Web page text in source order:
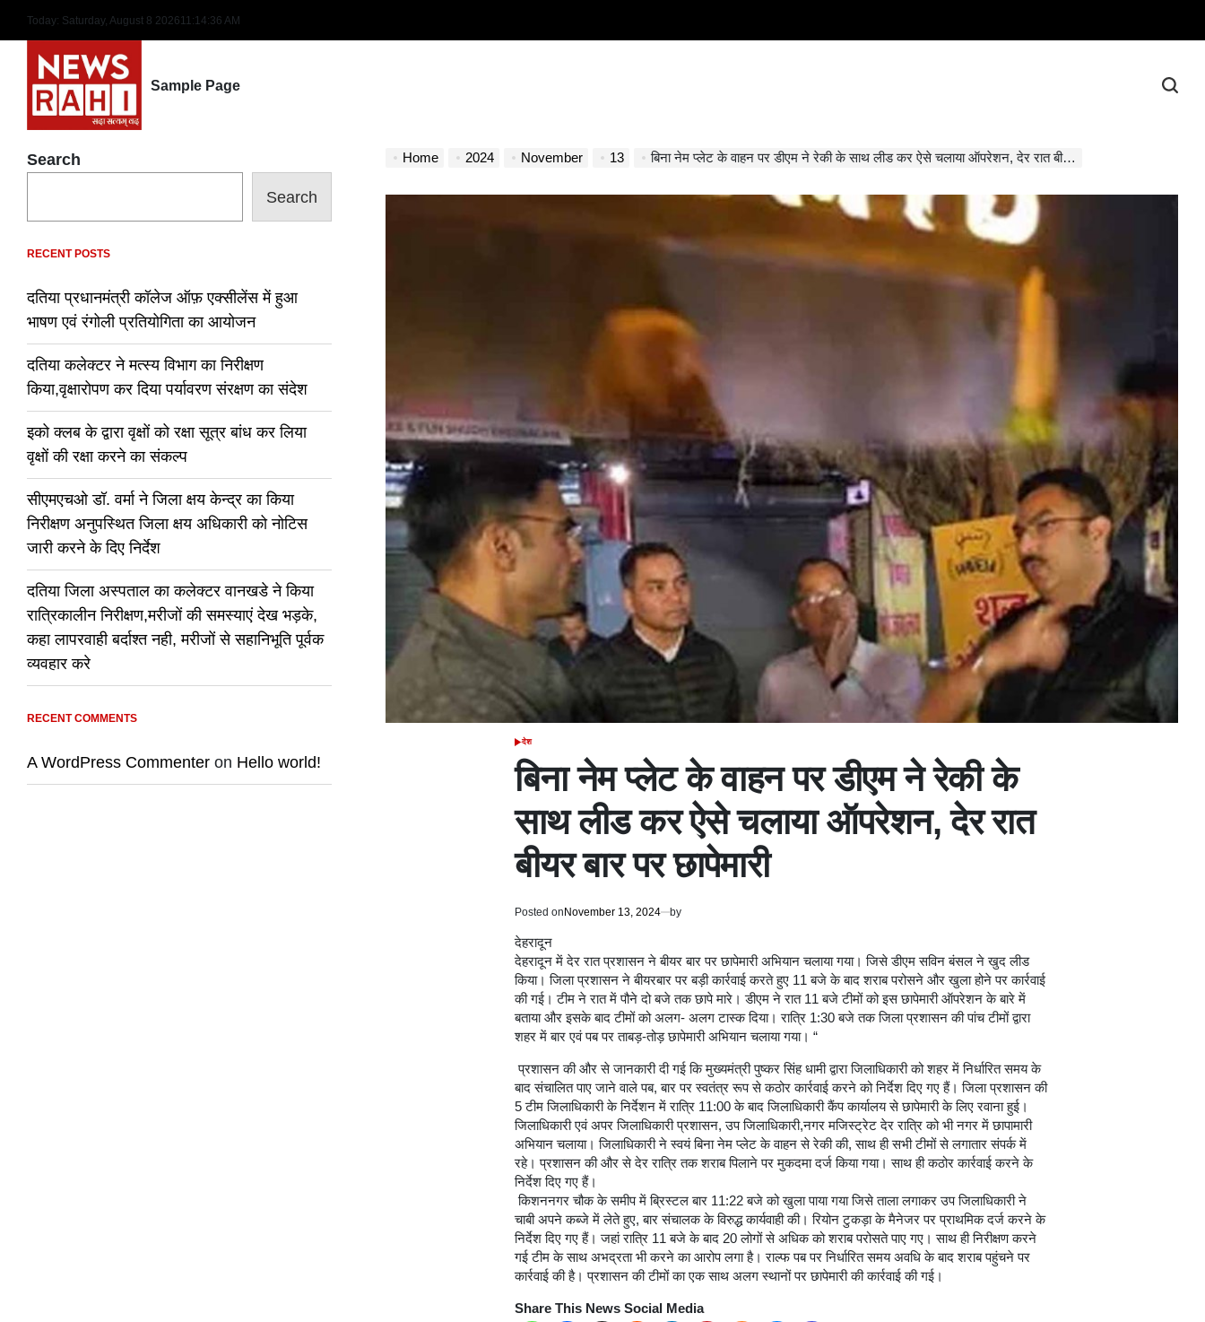
content
Today: Saturday, August 8 202611 :14:37 AM
Sample Page
Home 2024 November 13 बिना नेम प्लेट के वाहन पर डीएम ने रेकी के साथ लीड कर ऐसे चलाया ऑपरेशन, देर रात बीयर बार पर छापेमारी
POSTED
IN
देश
बिना नेम प्लेट के वाहन पर डीएम ने रेकी के
साथ लीड कर ऐसे चलाया ऑपरेशन, देर रात
बीयर बार पर छापेमारी
Posted on November 13, 2024 by
देहरादून
देहरादून में देर रात प्रशासन ने बीयर बार पर छापेमारी अभियान चलाया गया। जिसे डीएम सविन बंसल ने खुद लीड
किया। जिला प्रशासन ने बीयरबार पर बड़ी कार्रवाई करते हुए 11 बजे के बाद शराब परोसने और खुला होने पर कार्रवाई
की गई। टीम ने रात में पौने दो बजे तक छापे मारे। डीएम ने रात 11 बजे टीमों को इस छापेमारी ऑपरेशन के बारे में
बताया और इसके बाद टीमों को अलग- अलग टास्क दिया। रात्रि 1:30 बजे तक जिला प्रशासन की पांच टीमों द्वारा
शहर में बार एवं पब पर ताबड़-तोड़ छापेमारी अभियान चलाया गया। “
प्रशासन की और से जानकारी दी गई कि मुख्यमंत्री पुष्कर सिंह धामी द्वारा जिलाधिकारी को शहर में निर्धारित समय के
बाद संचालित पाए जाने वाले पब, बार पर स्वतंत्र रूप से कठोर कार्रवाई करने को निर्देश दिए गए हैं। जिला प्रशासन की
5 टीम जिलाधिकारी के निर्देशन में रात्रि 11:00 के बाद जिलाधिकारी कैंप कार्यालय से छापेमारी के लिए रवाना हुई।
जिलाधिकारी एवं अपर जिलाधिकारी प्रशासन, उप जिलाधिकारी,नगर मजिस्ट्रेट देर रात्रि को भी नगर में छापामारी
अभियान चलाया। जिलाधिकारी ने स्वयं बिना नेम प्लेट के वाहन से रेकी की, साथ ही सभी टीमों से लगातार संपर्क में
रहे। प्रशासन की और से देर रात्रि तक शराब पिलाने पर मुकदमा दर्ज किया गया। साथ ही कठोर कार्रवाई करने के
निर्देश दिए गए हैं।
किशननगर चौक के समीप में ब्रिस्टल बार 11:22 बजे को खुला पाया गया जिसे ताला लगाकर उप जिलाधिकारी ने
चाबी अपने कब्जे में लेते हुए, बार संचालक के विरुद्ध कार्यवाही की। रियोन टुकड़ा के मैनेजर पर प्राथमिक दर्ज करने के
निर्देश दिए गए हैं। जहां रात्रि 11 बजे के बाद 20 लोगों से अधिक को शराब परोसते पाए गए। साथ ही निरीक्षण करने
गई टीम के साथ अभद्रता भी करने का आरोप लगा है। राल्फ पब पर निर्धारित समय अवधि के बाद शराब पहुंचने पर
कार्रवाई की है। प्रशासन की टीमों का एक साथ अलग स्थानों पर छापेमारी की कार्रवाई की गई।
Share This News Social Media
Search
Search
RECENT POSTS
दतिया प्रधानमंत्री कॉलेज ऑफ़ एक्सीलेंस में हुआ
भाषण एवं रंगोली प्रतियोगिता का आयोजन
दतिया कलेक्टर ने मत्स्य विभाग का निरीक्षण
किया,वृक्षारोपण कर दिया पर्यावरण संरक्षण का संदेश
इको क्लब के द्वारा वृक्षों को रक्षा सूत्र बांध कर लिया
वृक्षों की रक्षा करने का संकल्प
सीएमएचओ डॉ. वर्मा ने जिला क्षय केन्द्र का किया
निरीक्षण अनुपस्थित जिला क्षय अधिकारी को नोटिस
जारी करने के दिए निर्देश
दतिया जिला अस्पताल का कलेक्टर वानखडे ने किया
रात्रिकालीन निरीक्षण,मरीजों की समस्याएं देख भड़के,
कहा लापरवाही बर्दाश्त नही, मरीजों से सहानिभूति पूर्वक
व्यवहार करे
RECENT COMMENTS
A WordPress Commenter on Hello world!